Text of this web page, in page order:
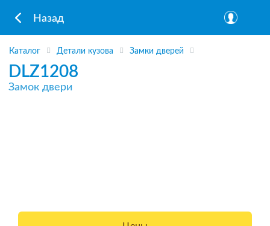
Назад
Каталог Детали кузова Замки дверей
DLZ1208
Замок двери